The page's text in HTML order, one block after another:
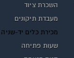
השכרת ציוד
מעבדת תיקונים
מכירת כלים יד-שניה
שעות פתיחה